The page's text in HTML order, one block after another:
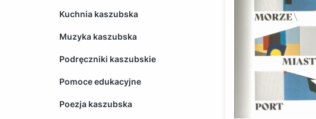
Kuchnia kaszubska
Muzyka kaszubska
Podręczniki kaszubskie
Pomoce edukacyjne
Poezja kaszubska